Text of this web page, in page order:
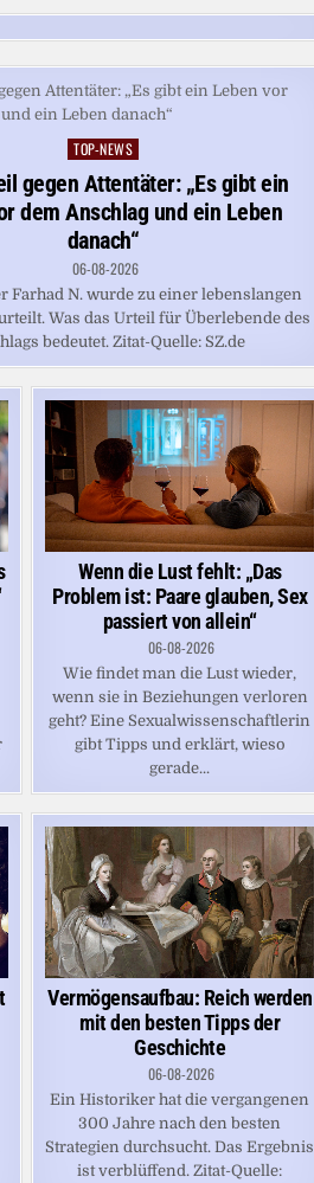
Posted
TOP-NEWS
gegen Attentäter: „Es gibt ein
dem Anschlag und ein Leben
danach“
06-08-2026
Farhad N. wurde zu einer lebenslangen
Was das Urteil für Überlebende des
bedeutet. Zitat-Quelle: SZ.de
Wenn die Lust fehlt: „Das
Problem ist: Paare glauben, Sex
passiert von allein“
06-08-2026
Wie findet man die Lust wieder,
wenn sie in Beziehungen verloren
geht? Eine Sexualwissenschaftlerin
gibt Tipps und erklärt, wieso
gerade...
Vermögensaufbau: Reich werden
mit den besten Tipps der
Geschichte
06-08-2026
Ein Historiker hat die vergangenen
300 Jahre nach den besten
Strategien durchsucht. Das Ergebnis
ist verblüffend. Zitat-Quelle: